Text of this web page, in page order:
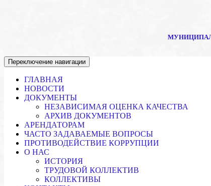
Переключение навигации
ГЛАВНАЯ
НОВОСТИ
ДОКУМЕНТЫ
НЕЗАВИСИМАЯ ОЦЕНКА КАЧЕСТВА
АРХИВ ДОКУМЕНТОВ
АРЕНДАТОРАМ
ЧАСТО ЗАДАВАЕМЫЕ ВОПРОСЫ
ПРОТИВОДЕЙСТВИЕ КОРРУПЦИИ
О НАС
ИСТОРИЯ
ТРУДОВОЙ КОЛЛЕКТИВ
КОЛЛЕКТИВЫ